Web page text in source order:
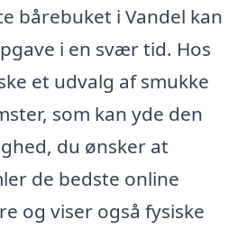
bårebuket i Vandel kan
i en svær tid. Hos
et udvalg af smukke
som kan yde den
du ønsker at
de bedste online
og viser også fysiske